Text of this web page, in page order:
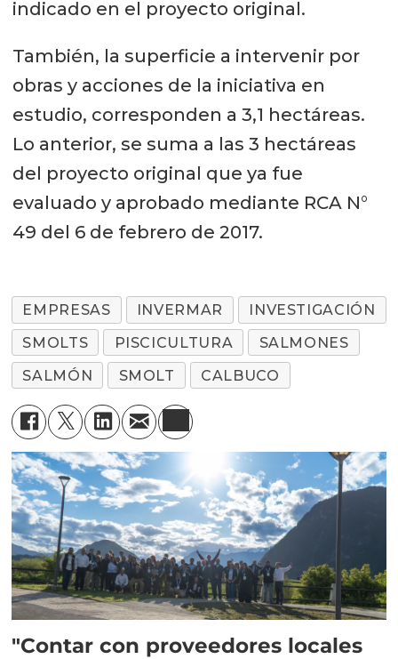
indicado en el proyecto original.
También, la superficie a intervenir por
obras y acciones de la iniciativa en
estudio, corresponden a 3,1 hectáreas.
Lo anterior, se suma a las 3 hectáreas
del proyecto original que ya fue
evaluado y aprobado mediante RCA N°
49 del 6 de febrero de 2017.
EMPRESAS INVERMAR
INVESTIGACIÓN
SMOLTS
PISCICULTURA
SALMONES
SALMÓN
SMOLT CALBUCO
"Contar con proveedores locales